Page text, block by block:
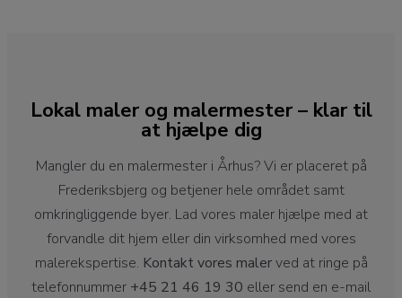
Lokal maler og malermester – klar til
at hjælpe dig
Mangler du en malermester i Århus? Vi er placeret på
Frederiksbjerg og betjener hele området samt
omkringliggende byer. Lad vores maler hjælpe med at
forvandle dit hjem eller din virksomhed med vores
malerekspertise. Kontakt vores malerved at ringe på
telefonnummer +45 21 46 19 30 eller send en e-mail